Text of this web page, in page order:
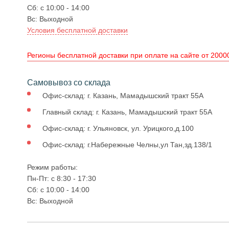
Сб: с 10:00 - 14:00
Вс: Выходной
Условия бесплатной доставки
Регионы бесплатной доставки при оплате на сайте от
Самовывоз со склада
Офис-склад: г. Казань, Мамадышский тракт 55А
Главный склад: г. Казань, Мамадышский тракт 55А
Офис-склад: г. Ульяновск, ул. Урицкого,д.100
Офис-склад: г.Набережные Челны,ул Тан,зд.138/1
Режим работы:
Пн-Пт: с 8:30 - 17:30
Сб: с 10:00 - 14:00
Вс: Выходной